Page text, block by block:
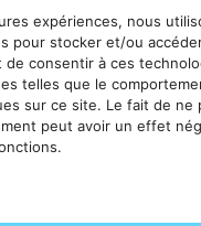
expériences, nous
pour stocker et/ou
de consentir à ces
telles que le
sur ce site. Le fait de ne
peut avoir un effet